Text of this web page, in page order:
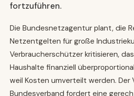
fortzuführen.
Die Bundesnetzagentur plant, die
Netzentgelten für große
Verbraucherschützer kritisieren,
Haushalte finanziell
weil Kosten umverteilt werden. Der
Bundesverband fordert eine